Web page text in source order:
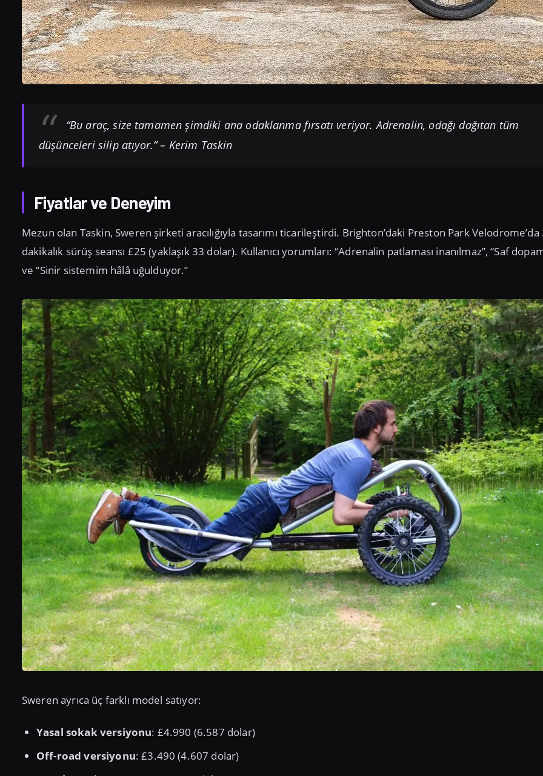
“Bu araç, size tamamen şimdiki ana odaklanma fırsatı veriyor. Adrenalin, odağı dağıtan tüm
düşünceleri silip atıyor.” – Kerim Taskin
Fiyatlar ve Deneyim
Mezun olan Taskin, Sweren şirketi aracılığıyla tasarımı ticarileştirdi. Brighton’daki Preston Park Velodrome’da
dakikalık sürüş seansı £25 (yaklaşık 33 dolar). Kullanıcı yorumları: “Adrenalin patlaması inanılmaz”, “Saf
ve “Sinir sistemim hâlâ uğulduyor.”
Sweren ayrıca üç farklı model satıyor:
Yasal sokak versiyonu: £4.990 (6.587 dolar)
Off-road versiyonu: £3.490 (4.607 dolar)